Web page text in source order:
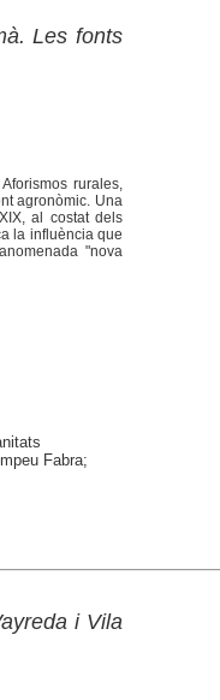
Les fonts
rurales,
agronòmic. Una
al costat dels
la influència que
"nova
Fabra;
i Vila